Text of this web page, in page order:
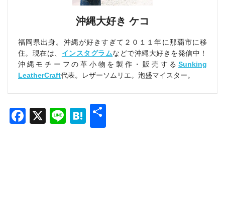
沖縄大好き ケコ
福岡県出身。沖縄が好きすぎて２０１１年に那覇市に移
住。現在は、 インスタグラムなどで沖縄大好きを発信中！
沖縄モチーフの革小物を製作・販売する Sunking
LeatherCraft代表。レザーソムリエ。泡盛マイスター。
Facebook
X LineHatena